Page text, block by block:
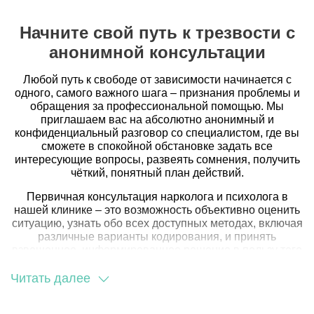
интоксикацией, создав оптимальные физиологические
условия для последующей психотерапии. После
проведения комплексного курса детоксикации,
направленного на выведение продуктов распада
этанола из организма, мы добиваемся важного
результата: тело пациента полностью очищается от
токсинов, а физиологическая потребность в спиртном
существенно снижается или полностью исчезает. Это
достижение становится отправной точкой, базисом. На
этой стадии мы переходим к ключевой фазе
терапевтического процесса – интенсивной
психологической коррекции.Попытки работать с
сознанием и подсознанием человека, всё ещё
испытывающего абстиненцию и непреодолимую тягу,
изначально обречены на провал. Его когнитивные
способности остаются угнетёнными, восприятие
искажённым, а воля – подавленной. Только добившись
мышления, мы получаем возможность приступить к
тонкой работе по трансформации глубинных
Начните свой путь к трезвости с
анонимной консультации
Любой путь к свободе от зависимости начинается с
одного, самого важного шага – признания проблемы и
обращения за профессиональной помощью. Мы
приглашаем вас на абсолютно анонимный и
конфиденциальный разговор со специалистом, где вы
сможете в спокойной обстановке задать все
интересующие вопросы, развеять сомнения, получить
чёткий, понятный план действий.
Первичная консультация нарколога и психолога в
нашей клинике – это возможность объективно оценить
ситуацию, узнать обо всех доступных методах, включая
различные варианты кодирования, и принять
взвешенное, информированное решение в пользу того
наедине со своей бедой.
Читать далее